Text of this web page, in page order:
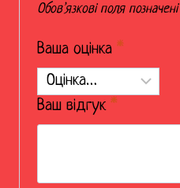
Обов’язкові поля позначені
Ваша оцінка *
Ваш відгук *